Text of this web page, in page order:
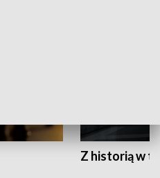
Z historią w